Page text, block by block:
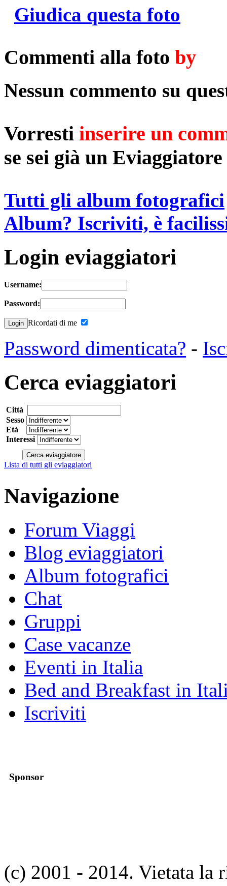
Giudica questa foto
Commenti alla foto by
Nessun commento su
Vorresti inserire un
se sei già un Eviaggiatore
Tutti gli album fotografici
Album? Iscriviti, è
Login eviaggiatori
Username:
Password:
Ricordati di me
Password dimenticata? -
Cerca eviaggiatori
Città
Sesso
Età
Interessi
Lista di tutti gli eviaggiatori
Navigazione
Forum Viaggi
Blog eviaggiatori
Album fotografici
Chat
Gruppi
Case vacanze
Eventi in Italia
Bed and Breakfast in
Iscriviti
Sponsor
(c) 2001 - 2014. Vietata la